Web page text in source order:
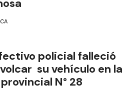
policial falleció
su vehículo en la
N° 28